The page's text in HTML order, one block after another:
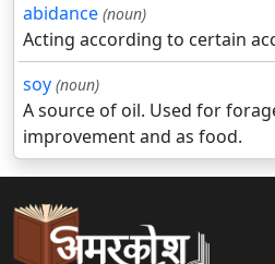
abidance (noun)
Acting according to certain
soy (noun)
A source of oil. Used for
improvement and as food.